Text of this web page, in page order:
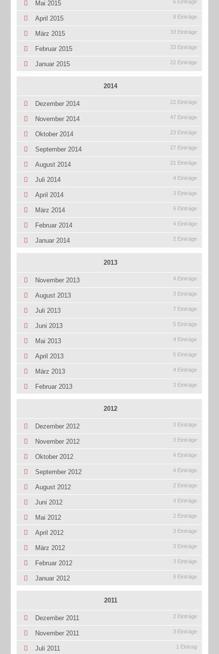
Mai 2015 6 Einträge
April 2015 8 Einträge
März 2015 33 Einträge
Februar 2015 33 Einträge
Januar 2015 22 Einträge
2014
Dezember 2014 22 Einträge
November 2014 47 Einträge
Oktober 2014 23 Einträge
September 2014 27 Einträge
August 2014 21 Einträge
Juli 2014 4 Einträge
April 2014 3 Einträge
März 2014 6 Einträge
Februar 2014 4 Einträge
Januar 2014 2 Einträge
2013
November 2013 4 Einträge
August 2013 3 Einträge
Juli 2013 7 Einträge
Juni 2013 5 Einträge
Mai 2013 4 Einträge
April 2013 5 Einträge
März 2013 4 Einträge
Februar 2013 3 Einträge
2012
Dezember 2012 3 Einträge
November 2012 3 Einträge
Oktober 2012 4 Einträge
September 2012 4 Einträge
August 2012 2 Einträge
Juni 2012 4 Einträge
Mai 2012 2 Einträge
April 2012 3 Einträge
März 2012 3 Einträge
Februar 2012 3 Einträge
Januar 2012 6 Einträge
2011
Dezember 2011 2 Einträge
November 2011 3 Einträge
Juli 2011 1 Eintrag